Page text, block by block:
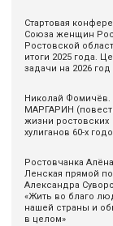
Стартовая
Союза женщин
Ростовской
итоги 2025 года.
задачи на 2026 год
Николай Фомичёв.
МАРГАРИН
жизни ростовских
хулиганов 60-х
Ростовчанка Алёна
Ленская прямой
Александра
«Жить во благо
нашей страны и
в целом»